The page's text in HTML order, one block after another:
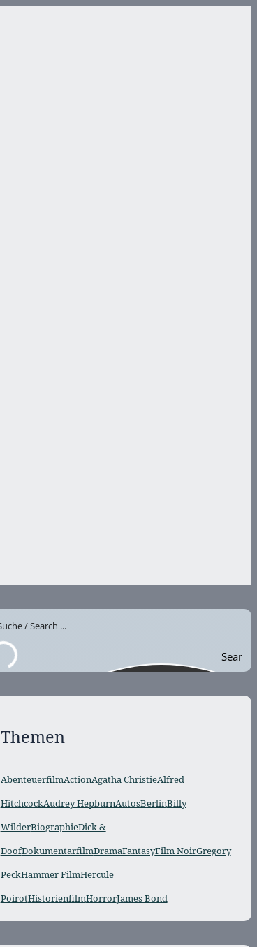
Sear
Themen
AbenteuerfilmActionAgatha ChristieAlfred
HitchcockAudrey HepburnAutosBerlinBilly
WilderBiographieDick &
DoofDokumentarfilmDramaFantasyFilm NoirGregory
PeckHammer FilmHercule
PoirotHistorienfilmHorrorJames Bond